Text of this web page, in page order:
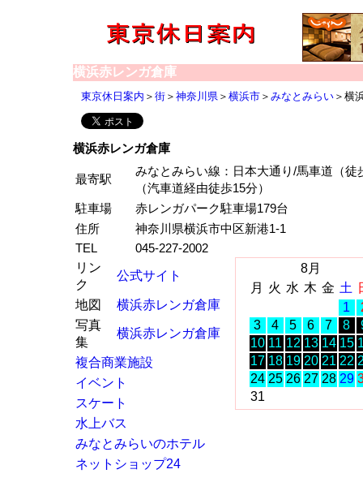
横浜赤レンガ倉庫
東京休日案内 ＞ 街 ＞ 神奈川県 ＞ 横浜市 ＞ みなとみらい ＞横
横浜赤レンガ倉庫
最寄駅
みなとみらい線：日本大通り/馬車道（
（汽車道経由徒歩15分）
駐車場
赤レンガパーク駐車場179台
住所
神奈川県横浜市中区新港1-1
TEL
045-227-2002
リン
ク
公式サイト
地図
横浜赤レンガ倉庫
写真
集
横浜赤レンガ倉庫
複合商業施設
イベント
スケート
水上バス
みなとみらいのホテル
ネットショップ24
8月
月
火 水 木 金 土
1
3
4 5 6 7 8
10 11 12 13 14 15
17 18 19 20 21 22
24 25 26 27 28 29
31